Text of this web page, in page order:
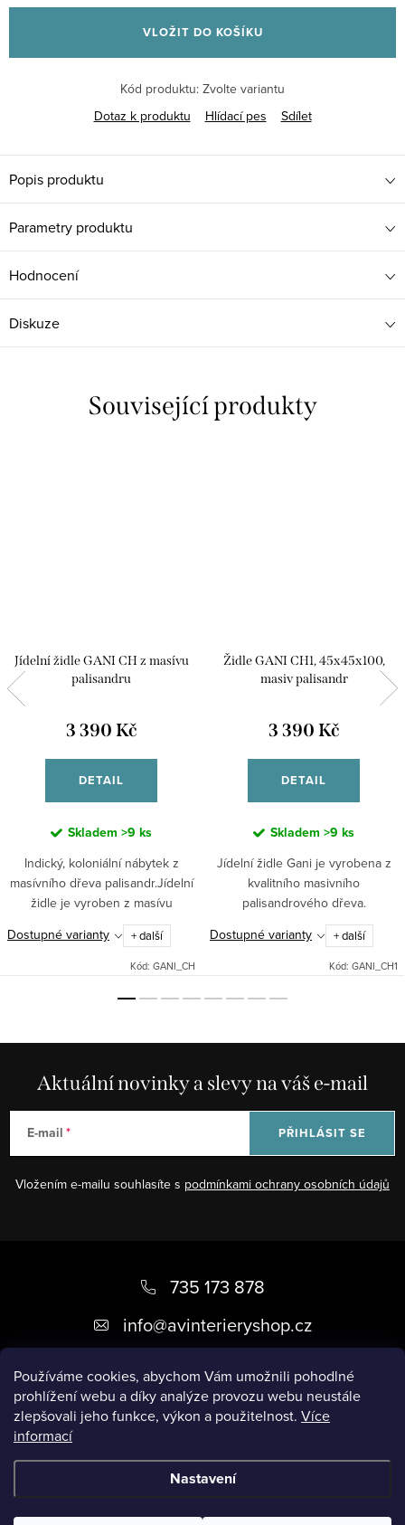
Používáme cookies, abychom Vám umožnili pohodlné
prohlížení webu a díky analýze provozu webu neustále
zlepšovali jeho funkce, výkon a použitelnost. Více
informací
Nastavení
cena:
VLOŽIT DO KOŠÍKU
Kód produktu: Zvolte variantu
Dotaz k produktu
Hlídací pes Sdílet
Popis produktu
Parametry produktu
Hodnocení
Diskuze
Související produkty
Jídelní židle GANI CH z masívu
palisandru
3 390 Kč
DETAIL
Skladem >9 ks
Indický, koloniální nábytek z
masívního dřeva palisandr.Jídelní
židle je vyroben z masívu
palisandru a lze je dodat v 7
různých odstínech. Při
objednávce nutné upřesnit
Dostupné varianty + další
Kód: GANI_CH
Židle GANI CH1, 45x45x100,
masiv palisandr
3 390 Kč
DETAIL
Skladem >9 ks
Jídelní židle Gani je vyrobena z
kvalitního masivního
palisandrového dřeva.
Dostupné varianty
+ další
Kód: GANI_CH1
Aktuální novinky a slevy na váš e-mail
E-mail
Vložením e-mailu souhlasíte s podmínkami ochrany osobních údajů
PŘIHLÁSIT SE
a
735 173 878
info@avinterieryshop.cz
Užitečné informace
Copyright 2026AV Interiéry. Všechna práva vyhrazena.